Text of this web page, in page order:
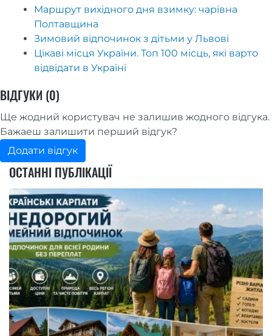
Маршрут вихідного дня взимку: чарівна
Полтавщина
Зимовий відпочинок з дітьми у Львові
Цікаві місця України. Топ 100 місць, які варто
відвідати в Україні
ВІДГУКИ (0)
Ще жодний користувач не залишив жодного відгука.
Бажаеш залишити перший відгук?
Додати відгук
ОСТАННІ ПУБЛІКАЦІЇ